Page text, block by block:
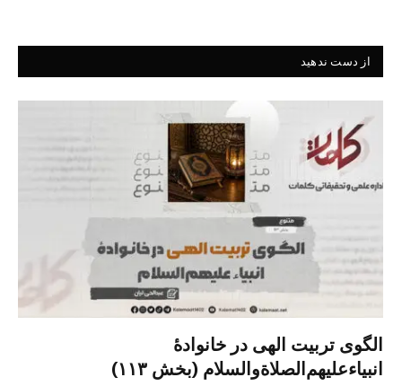
از دست ندهید
الگوی تربیت الهی در خانوادۀ
انبیاءعلیهم‌الصلاةو‌السلام (بخش ۱۱۳)